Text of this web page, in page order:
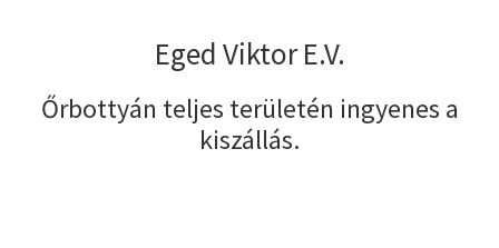
Eged Viktor E.V.
Őrbottyán teljes területén ingyenes a
kiszállás.